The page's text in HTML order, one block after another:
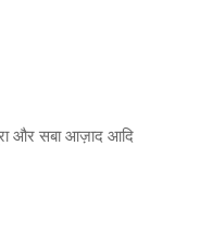
और सबा आज़ाद आदि